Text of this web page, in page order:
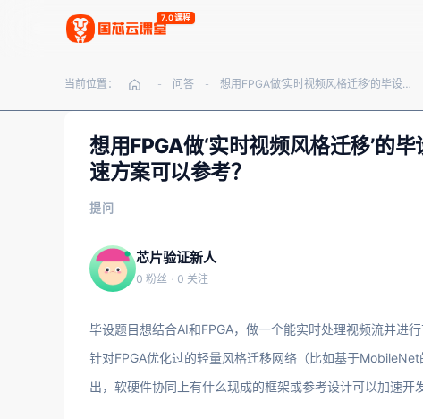
7.0课程
当前位置： - 问答 - 想用FPGA做‘实时视频风格迁移’的毕设，有哪些轻量化的神经网络模型和硬件加速方案可以参考？
想用FPGA做‘实时视频风格迁移’的
速方案可以参考？
提问
芯片验证新人
0 粉丝 · 0 关注
毕设题目想结合AI和FPGA，做一个能实时处理视频流并进
针对FPGA优化过的轻量风格迁移网络（比如基于
出，软硬件协同上有什么现成的框架或参考设计可以加速开